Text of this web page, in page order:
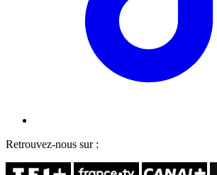
Retrouvez-nous sur :